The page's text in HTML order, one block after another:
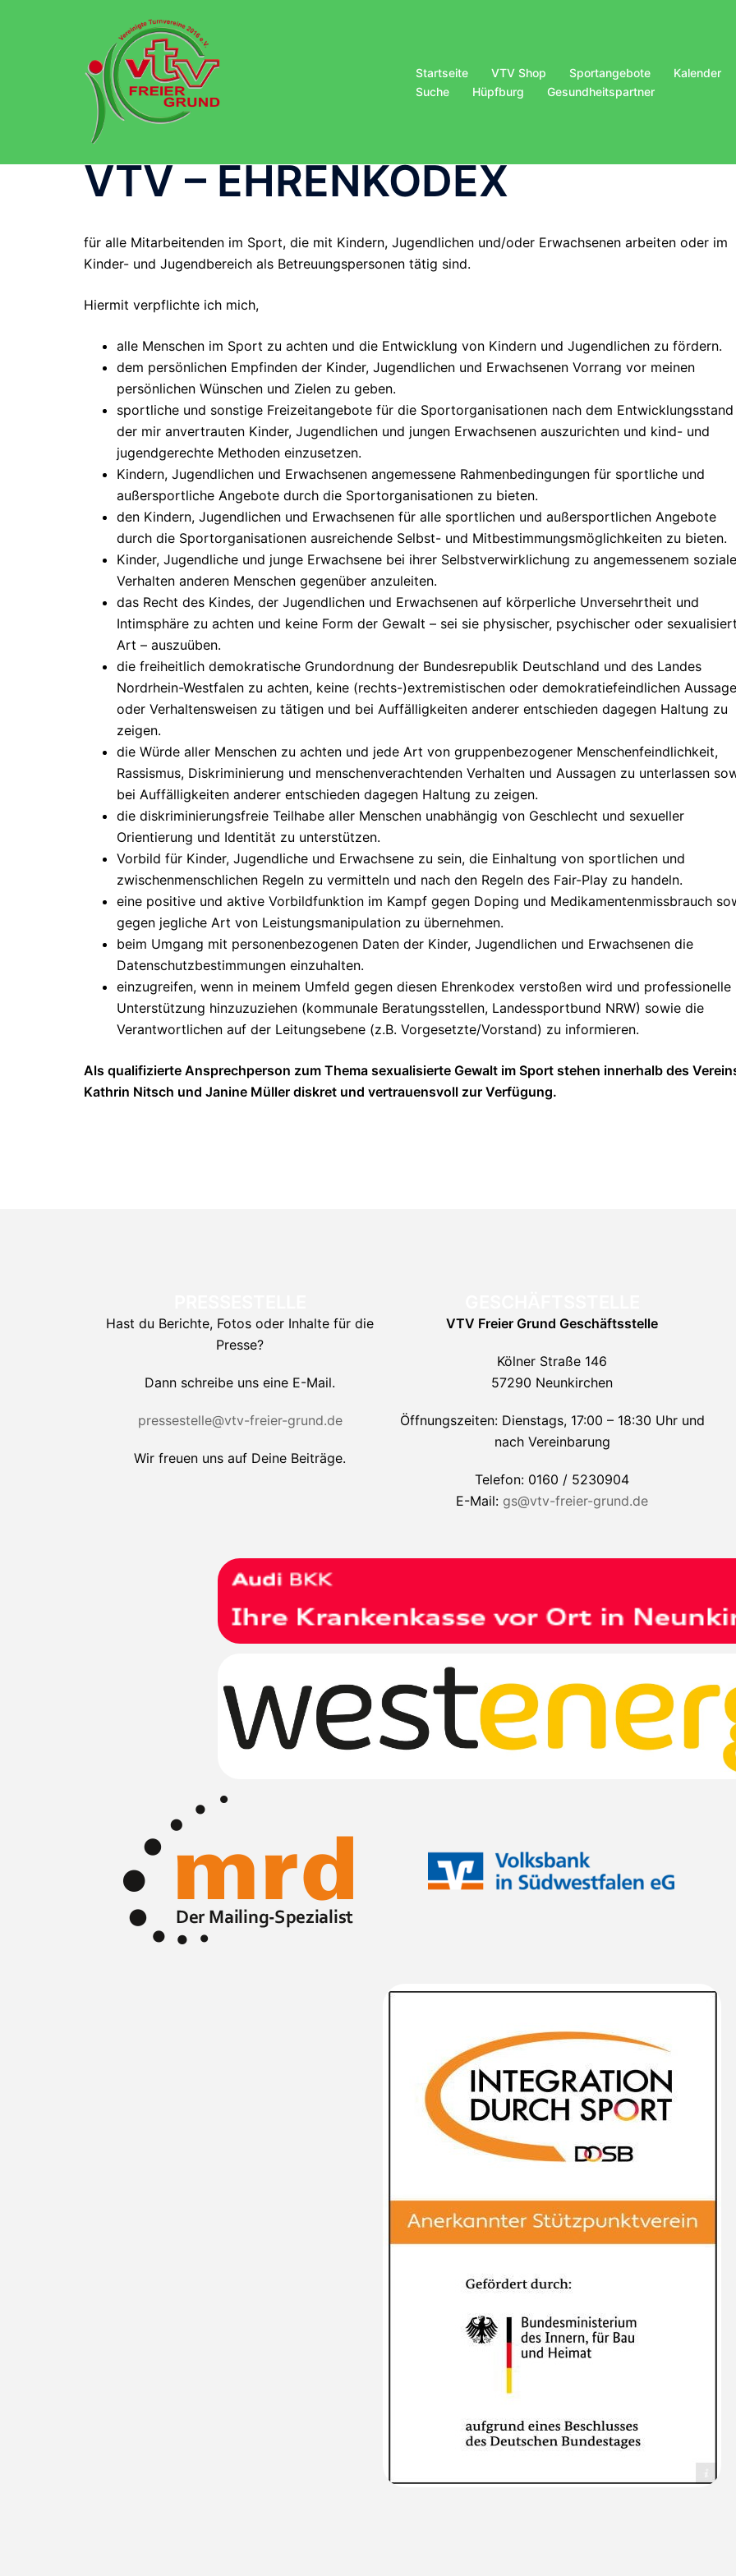
Startseite VTV Shop Sportangebote Kalender
Suche
Hüpfburg Gesundheitspartner
VTV – EHRENKODEX
für alle Mitarbeitenden im Sport, die mit Kindern, Jugendlichen und/oder Erwachsenen arbeiten oder im
Kinder- und Jugendbereich als Betreuungspersonen tätig sind.
Hiermit verpflichte ich mich,
alle Menschen im Sport zu achten und die Entwicklung von Kindern und Jugendlichen zu fördern.
dem persönlichen Empfinden der Kinder, Jugendlichen und Erwachsenen Vorrang vor meinen
persönlichen Wünschen und Zielen zu geben.
sportliche und sonstige Freizeitangebote für die Sportorganisationen nach dem Entwicklungsstand
der mir anvertrauten Kinder, Jugendlichen und jungen Erwachsenen auszurichten und kind- und
jugendgerechte Methoden einzusetzen.
Kindern, Jugendlichen und Erwachsenen angemessene Rahmenbedingungen für sportliche und
außersportliche Angebote durch die Sportorganisationen zu bieten.
den Kindern, Jugendlichen und Erwachsenen für alle sportlichen und außersportlichen Angebote
durch die Sportorganisationen ausreichende Selbst- und Mitbestimmungsmöglichkeiten zu bieten.
Kinder, Jugendliche und junge Erwachsene bei ihrer Selbstverwirklichung zu angemessenem
Verhalten anderen Menschen gegenüber anzuleiten.
das Recht des Kindes, der Jugendlichen und Erwachsenen auf körperliche Unversehrtheit und
Intimsphäre zu achten und keine Form der Gewalt – sei sie physischer, psychischer oder
Art – auszuüben.
die freiheitlich demokratische Grundordnung der Bundesrepublik Deutschland und des Landes
Nordrhein-Westfalen zu achten, keine (rechts-)extremistischen oder demokratiefeindlichen
oder Verhaltensweisen zu tätigen und bei Auffälligkeiten anderer entschieden dagegen Haltung zu
zeigen.
die Würde aller Menschen zu achten und jede Art von gruppenbezogener Menschenfeindlichkeit,
Rassismus, Diskriminierung und menschenverachtenden Verhalten und Aussagen zu unterlassen
bei Auffälligkeiten anderer entschieden dagegen Haltung zu zeigen.
die diskriminierungsfreie Teilhabe aller Menschen unabhängig von Geschlecht und sexueller
Orientierung und Identität zu unterstützen.
Vorbild für Kinder, Jugendliche und Erwachsene zu sein, die Einhaltung von sportlichen und
zwischenmenschlichen Regeln zu vermitteln und nach den Regeln des Fair-Play zu handeln.
eine positive und aktive Vorbildfunktion im Kampf gegen Doping und Medikamentenmissbrauch
gegen jegliche Art von Leistungsmanipulation zu übernehmen.
beim Umgang mit personenbezogenen Daten der Kinder, Jugendlichen und Erwachsenen die
Datenschutzbestimmungen einzuhalten.
einzugreifen, wenn in meinem Umfeld gegen diesen Ehrenkodex verstoßen wird und professionelle
Unterstützung hinzuzuziehen (kommunale Beratungsstellen, Landessportbund NRW) sowie die
Verantwortlichen auf der Leitungsebene (z.B. Vorgesetzte/Vorstand) zu informieren.
Als qualifizierte Ansprechperson zum Thema sexualisierte Gewalt im Sport stehen innerhalb des
Kathrin Nitsch und Janine Müller diskret und vertrauensvoll zur Verfügung.
Hast du Berichte, Fotos oder Inhalte für die
Presse?
Dann schreibe uns eine E-Mail.
pressestelle@vtv-freier-grund.de
Wir freuen uns auf Deine Beiträge.
VTV Freier Grund Geschäftsstelle
Kölner Straße 146
57290 Neunkirchen
Öffnungszeiten: Dienstags, 17:00 – 18:30 Uhr und
nach Vereinbarung
Telefon: 0160 / 5230904
E-Mail: gs@vtv-freier-grund.de